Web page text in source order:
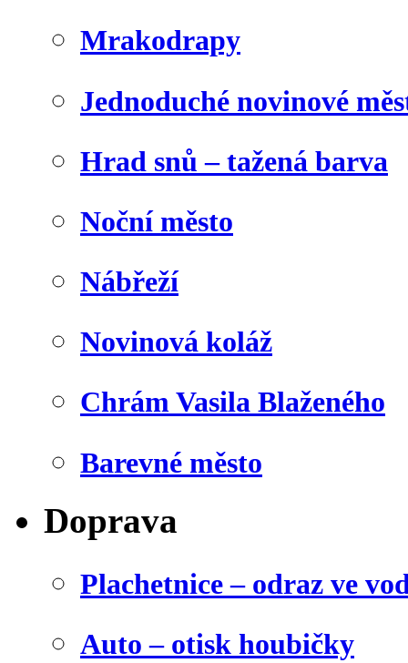
Mrakodrapy
Jednoduché novinové
Hrad snů – tažená barva
Noční město
Nábřeží
Novinová koláž
Chrám Vasila Blaženého
Barevné město
Doprava
Plachetnice – odraz ve
Auto – otisk houbičky